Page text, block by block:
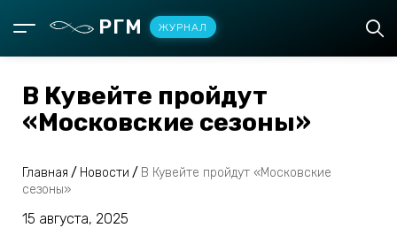
РГМ ЖУРНАЛ
В Кувейте пройдут
«Московские сезоны»
Главная / Новости / В Кувейте пройдут «Московские
сезоны»
15 августа, 2025